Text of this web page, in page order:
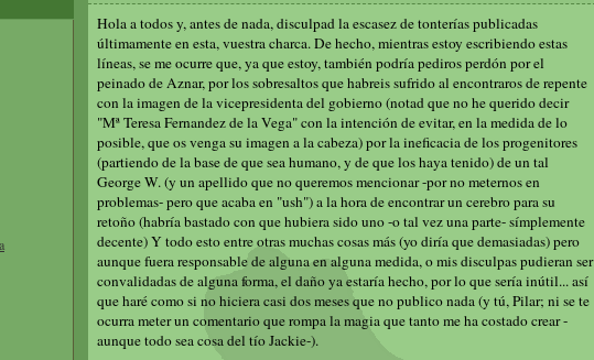
Hola a todos y, antes de nada, disculpad la escasez de tonterías publicadas
últimamente en esta, vuestra charca. De hecho, mientras estoy escribiendo estas
líneas, se me ocurre que, ya que estoy, también podría pediros perdón por el
peinado de Aznar, por los sobresaltos que habreis sufrido al encontraros de repente
con la imagen de la vicepresidenta del gobierno (notad que no he querido decir
"Mª Teresa Fernandez de la Vega" con la intención de evitar, en la medida de lo
posible, que os venga su imagen a la cabeza) por la ineficacia de los progenitores
(partiendo de la base de que sea humano, y de que los haya tenido) de un tal
George W. (y un apellido que no queremos mencionar -por no meternos en
problemas- pero que acaba en "ush") a la hora de encontrar un cerebro para su
retoño (habría bastado con que hubiera sido uno -o tal vez una parte- símplemente
decente) Y todo esto entre otras muchas cosas más (yo diría que demasiadas) pero
aunque fuera responsable de alguna en alguna medida, o mis disculpas pudieran ser
convalidadas de alguna forma, el daño ya estaría hecho, por lo que sería inútil... así
que haré como si no hiciera casi dos meses que no publico nada (y tú, Pilar; ni se te
ocurra meter un comentario que rompa la magia que tanto me ha costado crear -
aunque todo sea cosa del tío Jackie-).